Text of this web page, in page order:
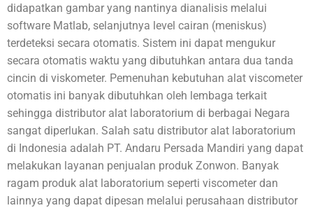
didapatkan gambar yang nantinya dianalisis melalui
software Matlab, selanjutnya level cairan (meniskus)
terdeteksi secara otomatis. Sistem ini dapat mengukur
secara otomatis waktu yang dibutuhkan antara dua tanda
cincin di viskometer. Pemenuhan kebutuhan alat viscometer
otomatis ini banyak dibutuhkan oleh lembaga terkait
sehingga distributor alat laboratorium di berbagai Negara
sangat diperlukan. Salah satu distributor alat laboratorium
di Indonesia adalah PT. Andaru Persada Mandiri yang dapat
melakukan layanan penjualan produk Zonwon. Banyak
ragam produk alat laboratorium seperti viscometer dan
lainnya yang dapat dipesan melalui perusahaan distributor